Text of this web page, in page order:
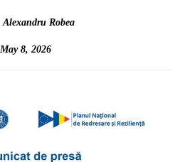
Alexandru Robea
May 8, 2026